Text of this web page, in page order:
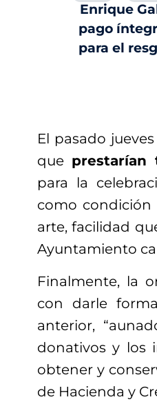
Enrique
pago
para el
El pasado
que prestarían
para la
como
arte, facilidad
Ayuntamiento
Finalmente, la
con darle
anterior,
donativos y los
obtener y
de Hacienda y